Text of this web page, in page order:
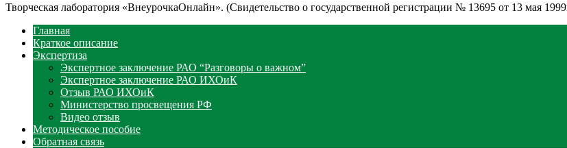
Творческая лаборатория «ВнеурочкаОнлайн». (Свидетельство о государственной регистрации № 13695 от 13
Главная
Краткое описание
Экспертиза
Экспертное заключение РАО “Разговоры о важном”
Экспертное заключение РАО ИХОиК
Отзыв РАО ИХОиК
Министерство просвещения РФ
Видео отзыв
Методическое пособие
Обратная связь